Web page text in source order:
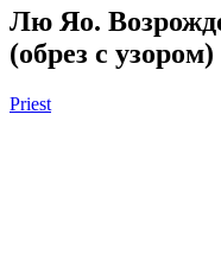
Лю Яо.
(обрез с узором)
Priest